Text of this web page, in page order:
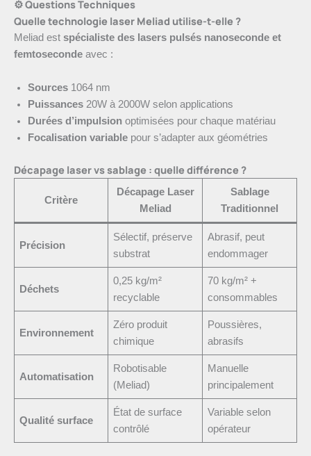
⚙️ Questions Techniques
Quelle technologie laser Meliad utilise-t-elle ?
Meliad est spécialiste des lasers pulsés nanoseconde et
femtoseconde avec :
Sources 1064 nm
Puissances 20W à 2000W selon applications
Durées d’impulsion optimisées pour chaque matériau
Focalisation variable pour s’adapter aux géométries
Décapage laser vs sablage : quelle différence ?
Critère
Décapage Laser
Meliad
Sablage
Traditionnel
Précision
Sélectif, préserve
substrat
Abrasif, peut
endommager
Déchets
0,25 kg/m²
recyclable
70 kg/m² +
consommables
Environnement
Zéro produit
chimique
Poussières,
abrasifs
Automatisation
Robotisable
(Meliad)
Manuelle
principalement
Qualité surface
État de surface
contrôlé
Variable selon
opérateur